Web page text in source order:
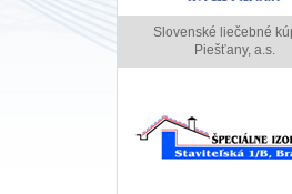
Slovenské liečebné
Piešťany, a.s.